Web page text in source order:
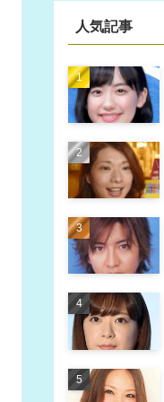
人気記事